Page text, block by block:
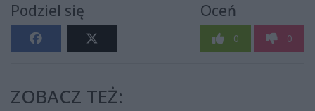
Podziel się Oceń
0 0
ZOBACZ TEŻ: